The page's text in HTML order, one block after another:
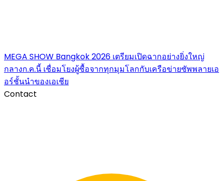
MEGA SHOW Bangkok 2026 เตรียมเปิดฉากอย่างยิ่งใหญ่
กลางก.ค.นี้ เชื่อมโยงผู้ซื้อจากทุกมุมโลกกับเครือข่ายซัพพลายเอ
อร์ชั้นนำของเอเชีย
Contact